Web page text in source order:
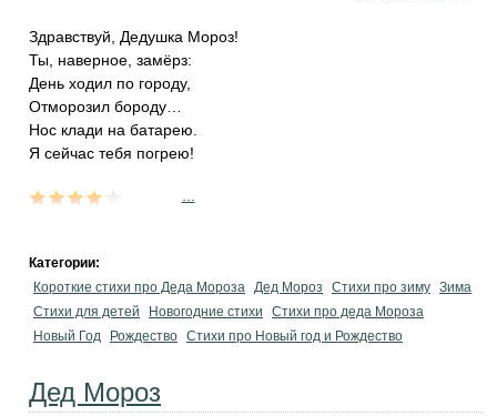
Здравствуй, Дедушка Мороз!
Ты, наверное, замёрз:
День ходил по городу,
Отморозил бороду…
Нос клади на батарею.
Я сейчас тебя погрею!
Категории:
Короткие стихи про Деда Мороза Дед Мороз Стихи про зиму Зима
Стихи для детей
Новогодние стихи
Стихи про деда Мороза
Новый Год
Рождество Стихи про Новый год и Рождество
Дед Мороз